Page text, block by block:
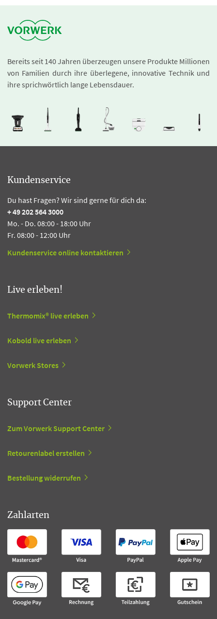
Bereits seit 140 Jahren überzeugen unsere Produkte Millionen
von Familien durch ihre überlegene, innovative Technik und
ihre sprichwörtlich lange Lebensdauer.
Kundenservice
Du hast Fragen? Wir sind gerne für dich da:
+ 49 202 564 3000
Mo. - Do. 08:00 - 18:00 Uhr
Fr. 08:00 - 12:00 Uhr
Kundenservice online kontaktieren
Live erleben!
Thermomix® live erleben
Kobold live erleben
Vorwerk Stores
Support Center
Zum Vorwerk Support Center
Retourenlabel erstellen
Bestellung widerrufen
Zahlarten